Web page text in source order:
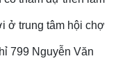
ở trung tâm hội chợ
799 Nguyễn Văn